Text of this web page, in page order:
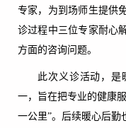
专家，为到场师生提供
诊过程中三位专家耐心
方面的咨询问题。
此次义诊活动，是
一，旨在把专业的健康
一公里”。后续暖心后勤